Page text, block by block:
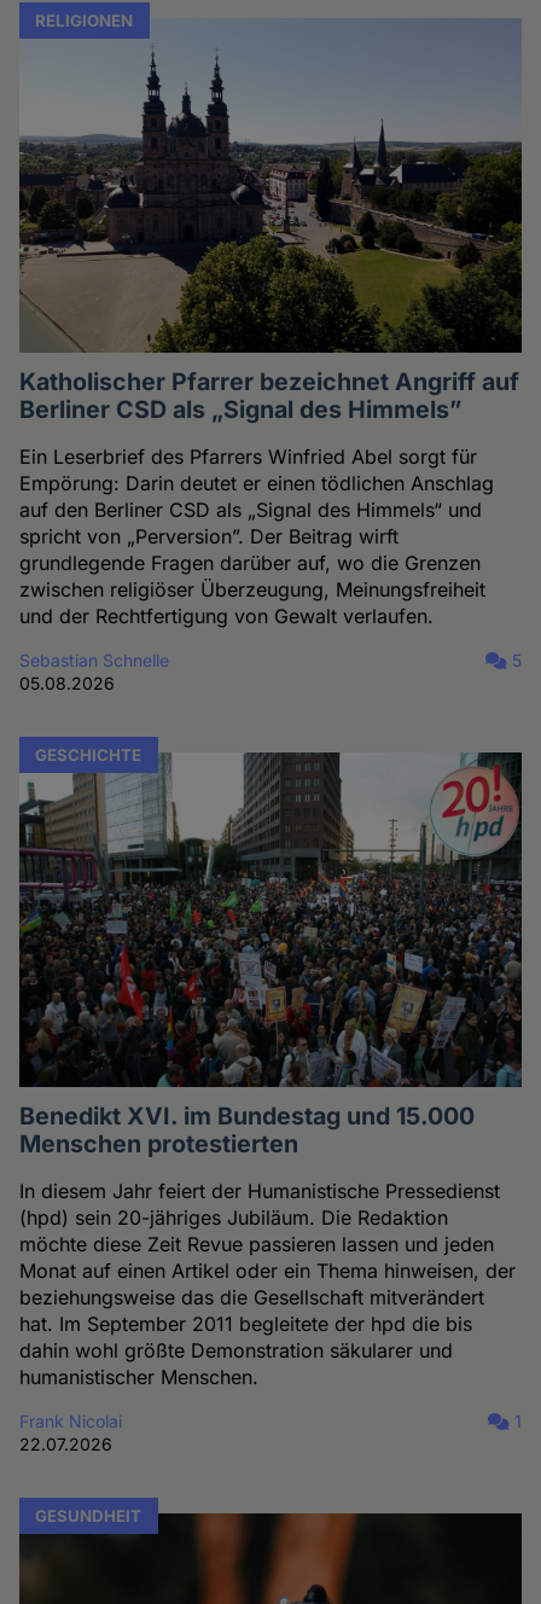
RELIGIONEN
Katholischer Pfarrer bezeichnet Angriff auf
Berliner CSD als „Signal des Himmels”
Ein Leserbrief des Pfarrers Winfried Abel sorgt für
Empörung: Darin deutet er einen tödlichen Anschlag
auf den Berliner CSD als „Signal des Himmels“ und
spricht von „Perversion”. Der Beitrag wirft
grundlegende Fragen darüber auf, wo die Grenzen
zwischen religiöser Überzeugung, Meinungsfreiheit
und der Rechtfertigung von Gewalt verlaufen.
Sebastian Schnelle
05.08.2026
5
GESCHICHTE
Benedikt XVI. im Bundestag und 15.000
Menschen protestierten
In diesem Jahr feiert der Humanistische Pressedienst
(hpd) sein 20-jähriges Jubiläum. Die Redaktion
möchte diese Zeit Revue passieren lassen und jeden
Monat auf einen Artikel oder ein Thema hinweisen, der
beziehungsweise das die Gesellschaft mitverändert
hat. Im September 2011 begleitete der hpd die bis
dahin wohl größte Demonstration säkularer und
humanistischer Menschen.
Frank Nicolai
22.07.2026
1
GESUNDHEIT